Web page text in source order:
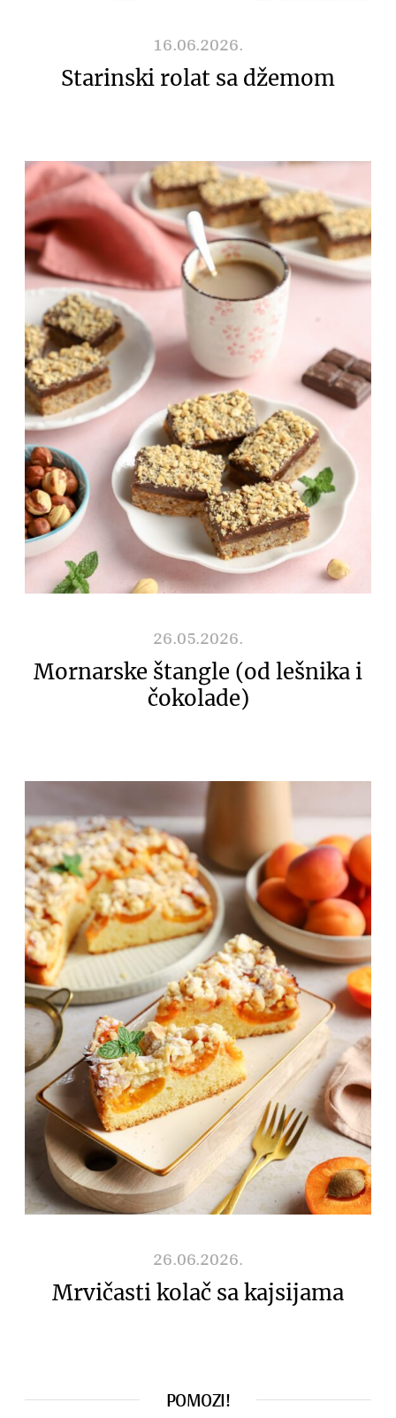
16.06.2026.
Starinski rolat sa džemom
26.05.2026.
Mornarske štangle (od lešnika i
čokolade)
26.06.2026.
Mrvičasti kolač sa kajsijama
POMOZI!